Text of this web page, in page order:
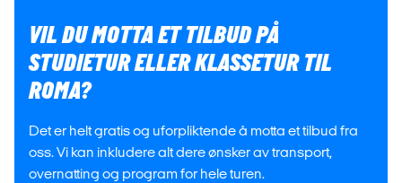
VIL DU MOTTA ET TILBUD PÅ
STUDIETUR ELLER KLASSETUR TIL
ROMA?
Det er helt gratis og uforpliktende å motta et tilbud fra
oss. Vi kan inkludere alt dere ønsker av transport,
overnatting og program for hele turen.